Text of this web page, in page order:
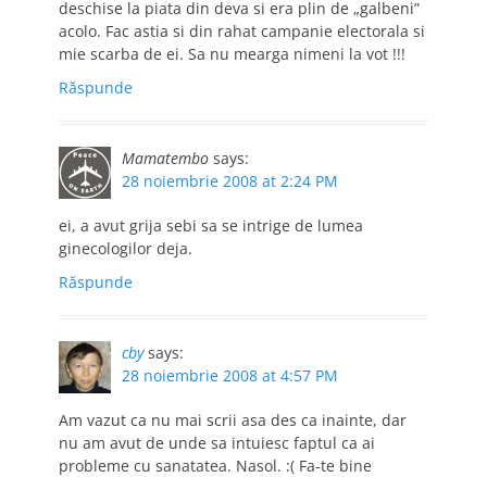
deschise la piata din deva si era plin de „galbeni”
acolo. Fac astia si din rahat campanie electorala si
mie scarba de ei. Sa nu mearga nimeni la vot !!!
Răspunde
Mamatembo says:
28 noiembrie 2008 at 2:24 PM
ei, a avut grija sebi sa se intrige de lumea
ginecologilor deja.
Răspunde
cby says:
28 noiembrie 2008 at 4:57 PM
Am vazut ca nu mai scrii asa des ca inainte, dar
nu am avut de unde sa intuiesc faptul ca ai
probleme cu sanatatea. Nasol. :( Fa-te bine